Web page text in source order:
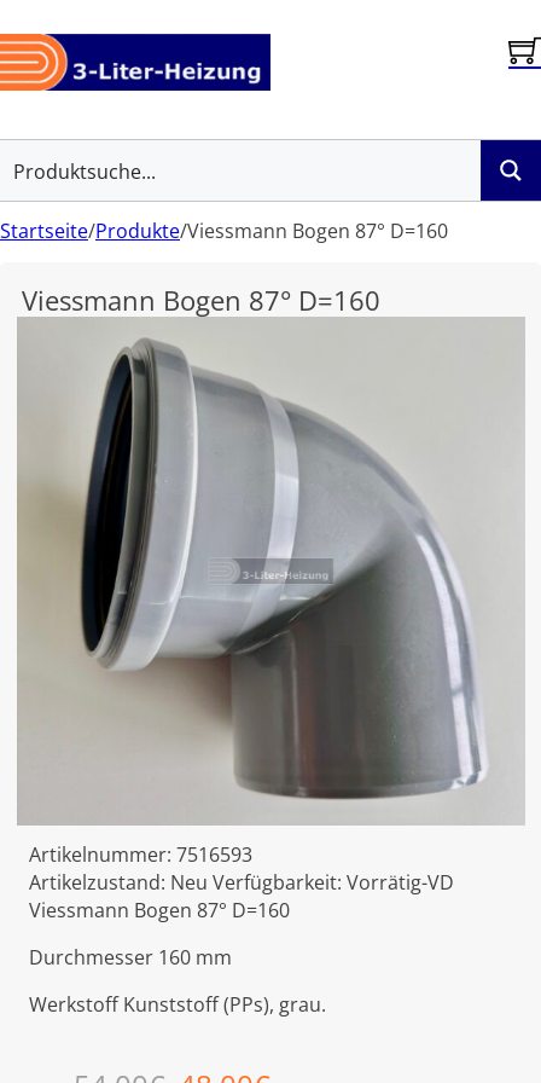
Startseite/Produkte/Viessmann Bogen 87° D=160
Viessmann Bogen 87° D=160
Artikelnummer: 7516593
Artikelzustand: Neu Verfügbarkeit: Vorrätig-VD
Viessmann Bogen 87° D=160
Durchmesser 160 mm
Werkstoff Kunststoff (PPs), grau.